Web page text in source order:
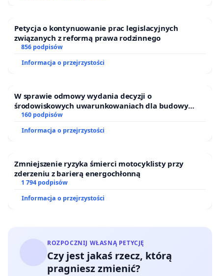
Petycja o kontynuowanie prac legislacyjnych
związanych z reformą prawa rodzinnego
856 podpisów
Informacja o przejrzystości
W sprawie odmowy wydania decyzji o
środowiskowych uwarunkowaniach dla budowy
zakładu wytwarzania biometanu „Krynki” w
Ostrowiu Południowym oraz ochrony mieszkańców i
Puszczy Knyszyńskiej
160 podpisów
Informacja o przejrzystości
Zmniejszenie ryzyka śmierci motocyklisty przy
zderzeniu z barierą energochłonną
1 794 podpisów
Informacja o przejrzystości
ROZPOCZNIJ WŁASNĄ PETYCJĘ
Czy jest jakaś rzecz, którą
pragniesz zmienić?